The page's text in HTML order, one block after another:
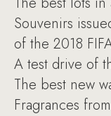
Souvenirs
of the 2018
A test drive of
The best new
Fragrances